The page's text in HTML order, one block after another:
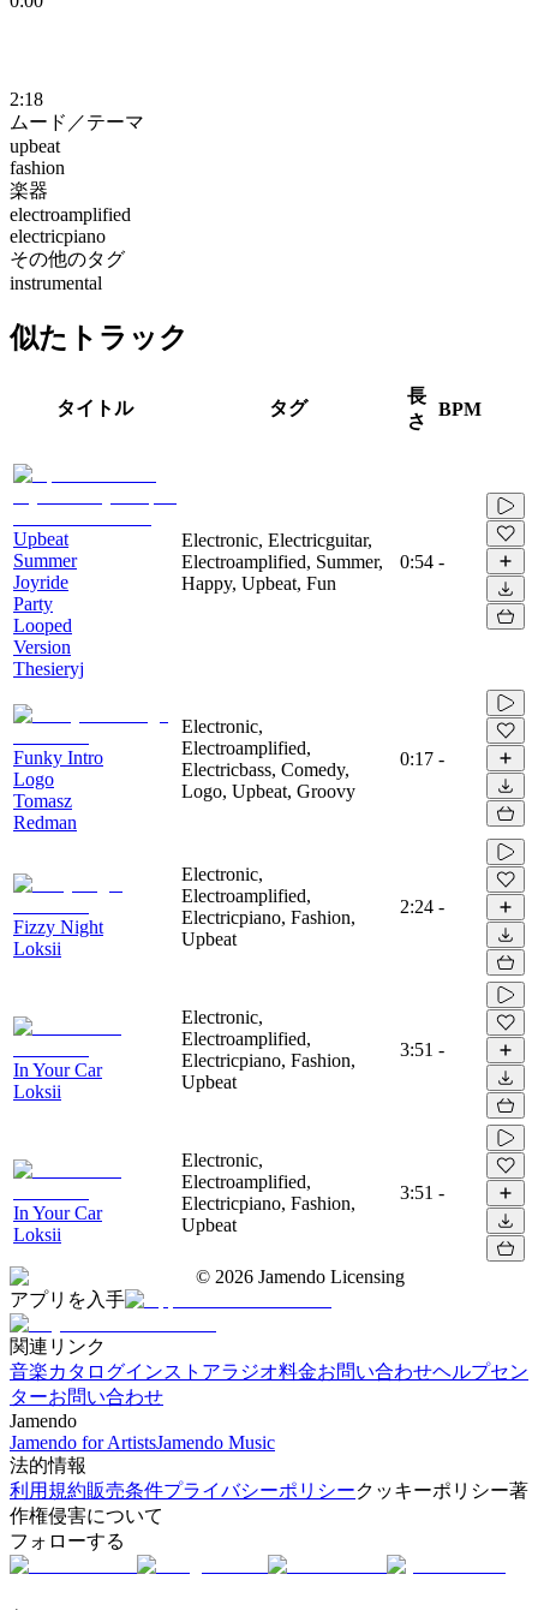
2:18
ムード／テーマ
upbeat
fashion
楽器
electroamplified
electricpiano
その他のタグ
instrumental
似たトラック
タイトル タグ
長
さ
BPM
Upbeat
Summer
Joyride
Party
Looped
Version
Thesieryj
Electronic, Electricguitar,
Electroamplified, Summer,
Happy, Upbeat, Fun
0:54 -
Funky Intro
Logo
Tomasz
Redman
Electronic,
Electroamplified,
Electricbass, Comedy,
Logo, Upbeat, Groovy
0:17 -
Fizzy Night
Loksii
Electronic,
Electroamplified,
Electricpiano, Fashion,
Upbeat
2:24 -
In Your Car
Loksii
Electronic,
Electroamplified,
Electricpiano, Fashion,
Upbeat
3:51 -
In Your Car
Loksii
Electronic,
Electroamplified,
Electricpiano, Fashion,
Upbeat
3:51 -
© 2026 Jamendo Licensing
アプリを入手
関連リンク
音楽カタログインストアラジオ料金お問い合わせヘルプセン
ターお問い合わせ
Jamendo
Jamendo for ArtistsJamendo Music
法的情報
利用規約販売条件プライバシーポリシークッキーポリシー著
作権侵害について
フォローする